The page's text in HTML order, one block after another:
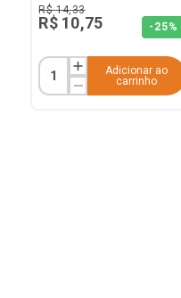
R$ 14,33
R$ 10,75 - 25%
Adicionar ao
carrinho